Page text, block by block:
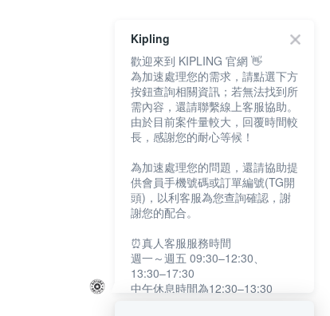
Kipling
歡迎來到 KIPLING 官網 👋
為加速處理您的需求，請點選下方
按鈕查詢相關資訊；若無法找到所
需內容，還請聯繫線上客服協助。
由於目前案件量較大，回覆時間較
長，感謝您的耐心等候！
為加速處理您的問題，還請協助提
供會員手機號碼或訂單編號(TG開
頭)，以利客服為您查詢確認，謝
謝您的配合。
⏰真人客服服務時間
週一～週五 09:30–12:30、
13:30–17:30
中午休息時間為12:30–13:30